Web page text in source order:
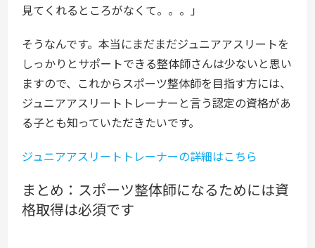
見てくれるところがなくて。。。」
そうなんです。本当にまだまだジュニアアスリートを
しっかりとサポートできる整体師さんは少ないと思い
ますので、これからスポーツ整体師を目指す方には、
ジュニアアスリートトレーナーと言う認定の資格があ
る子とも知っていただきたいです。
ジュニアアスリートトレーナーの詳細はこちら
まとめ：スポーツ整体師になるためには資
格取得は必須です